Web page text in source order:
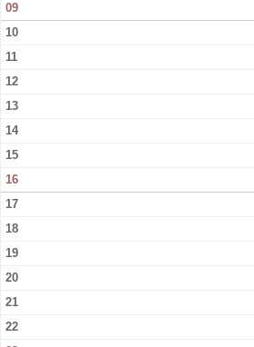
Kalender
09
10
11
12
13
14
15
16
17
18
19
20
21
22